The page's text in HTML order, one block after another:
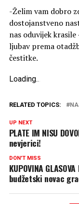
-Želim vam dobro
dostojanstveno
nas oduvijek
ljubav prema
čestitke.
Loading...
RELATED TOPICS:
UP NEXT
PLATE IM NISU
nevjerici!
DON'T MISS
KUPOVINA
budžetski novac